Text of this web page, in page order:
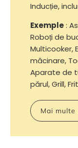
Inducție,
Exemple:
Roboți de
Multicooker,
măcinare,
Aparate de
părul, Grill,
Mai